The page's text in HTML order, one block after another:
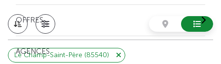
OFFRES
AGENCES
Le Champ-Saint-Père (85540)